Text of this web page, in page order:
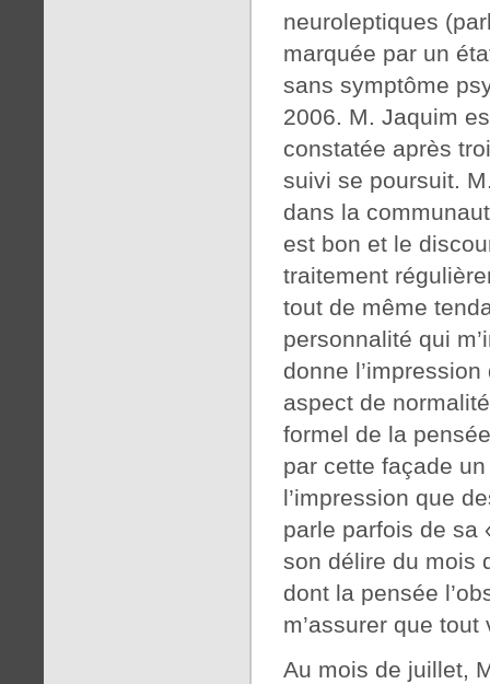
neuroleptiques
marquée par un
sans symptôme
2006. M. Jaquim
constatée après
suivi se poursuit.
dans la
est bon et le
traitement
tout de même
personnalité qui
donne
aspect de
formel de la
par cette façade
l’impression que
parle parfois de sa
son délire du mois
dont la pensée
m’assurer que tout
Au mois de juillet,